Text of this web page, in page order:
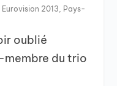
Eurovision 2013 Pays-
oublié
membre du trio